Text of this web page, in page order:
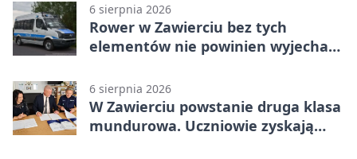
6 sierpnia 2026
Rower w Zawierciu bez tych
elementów nie powinien wyjechać
6 sierpnia 2026
W Zawierciu powstanie druga klasa
mundurowa. Uczniowie zyskają